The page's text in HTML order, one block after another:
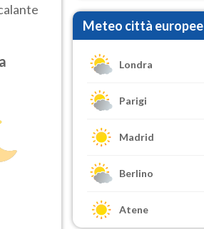
Meteo città europee
Londra
Parigi
Madrid
Berlino
Atene